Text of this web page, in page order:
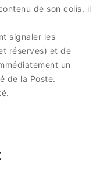
de son colis, il
signaler les
réserves) et de
un
de la Poste.